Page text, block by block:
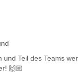
und Teil des Teams
🙌🏼